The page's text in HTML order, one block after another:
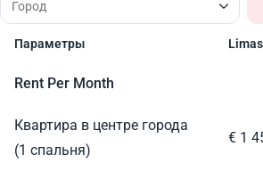
Параметры
Rent Per Month
Квартира в центре города
(1 спальня)
€ 1